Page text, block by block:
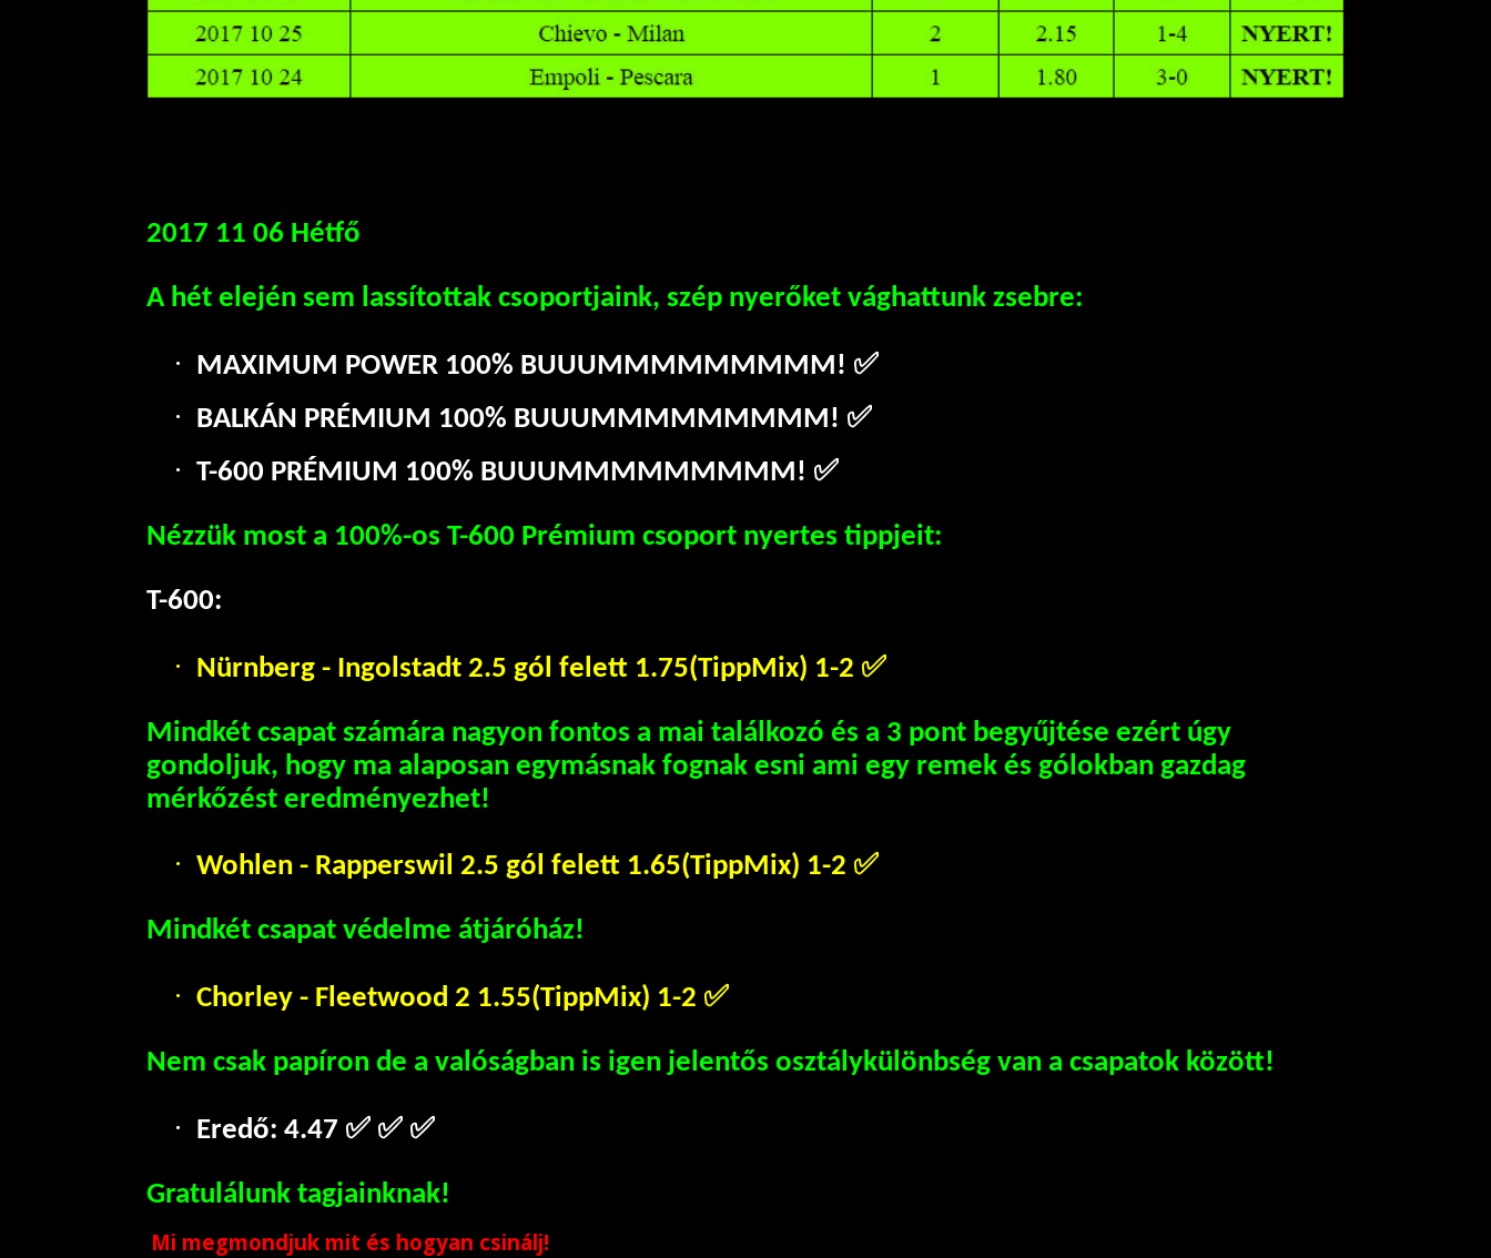
2017 11 06 Hétfő
A hét elején sem lassítottak csoportjaink, szép nyerőket vághattunk zsebre:
· MAXIMUM POWER 100% BUUUMMMMMMMMM! ✅
· BALKÁN PRÉMIUM 100% BUUUMMMMMMMMM! ✅
· T-600 PRÉMIUM 100% BUUUMMMMMMMMM! ✅
Nézzük most a 100%-os T-600 Prémium csoport nyertes tippjeit:
T-600:
· Nürnberg - Ingolstadt 2.5 gól felett 1.75(TippMix) 1-2 ✅
Mindkét csapat számára nagyon fontos a mai találkozó és a 3 pont begyűjtése ezért úgy
gondoljuk, hogy ma alaposan egymásnak fognak esni ami egy remek és gólokban gazdag
mérkőzést eredményezhet!
· Wohlen - Rapperswil 2.5 gól felett 1.65(TippMix) 1-2 ✅
Mindkét csapat védelme átjáróház!
· Chorley - Fleetwood 2 1.55(TippMix) 1-2 ✅
Nem csak papíron de a valóságban is igen jelentős osztálykülönbség van a csapatok között!
· Eredő: 4.47 ✅ ✅ ✅
Gratulálunk tagjainknak!
Mi megmondjuk mit és hogyan csinálj!